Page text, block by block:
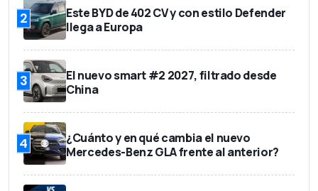
2
Este BYD de 402 CV y con estilo Defender
llega a Europa
3
El nuevo smart #2 2027, filtrado desde
China
4
¿Cuánto y en qué cambia el nuevo
Mercedes-Benz GLA frente al anterior?